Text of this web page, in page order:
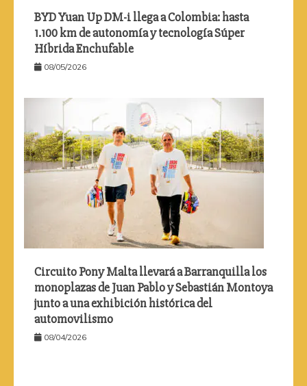
BYD Yuan Up DM-i llega a Colombia: hasta
1.100 km de autonomía y tecnología Súper
Híbrida Enchufable
08/05/2026
Circuito Pony Malta llevará a Barranquilla los
monoplazas de Juan Pablo y Sebastián Montoya
junto a una exhibición histórica del
automovilismo
08/04/2026